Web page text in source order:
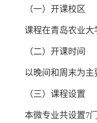
（一）开课校区
课程在青岛农业大
（二）开课时间
以晚间和周末为主
（三）课程设置
本微专业共设置7门